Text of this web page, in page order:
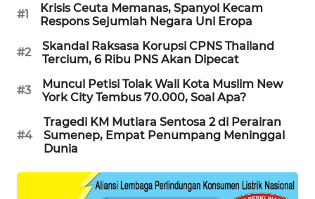
#1
Krisis Ceuta Memanas, Spanyol Kecam
Respons Sejumlah Negara Uni Eropa
#2
Skandal Raksasa Korupsi CPNS Thailand
Tercium, 6 Ribu PNS Akan Dipecat
#3
Muncul Petisi Tolak Wali Kota Muslim New
York City Tembus 70.000, Soal Apa?
#4
Tragedi KM Mutiara Sentosa 2 di Perairan
Sumenep, Empat Penumpang Meninggal
Dunia
Wahana
KONSUMEN
LISTRIK
MASYARAKAT
KELISTRIKAN
WALINKI